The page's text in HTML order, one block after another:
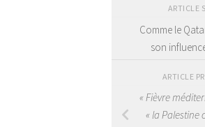
ARTICLE
Comme le
son
ARTICLE
« Fièvre
« la Palestine